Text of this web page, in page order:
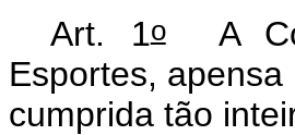
Art. 1oA
Esportes,
cumprida tão